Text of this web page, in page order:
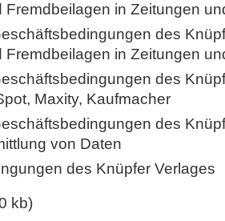
Fremdbeilagen in Zeitungen
des
Fremdbeilagen in Zeitungen
des
Maxity, Kaufmacher
des
von Daten
des Knüpfer Verlages
kb)